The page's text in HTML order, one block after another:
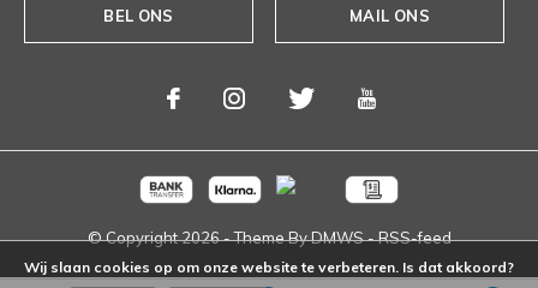
BEL ONS MAIL ONS
© Copyright2026- Theme ByDMWS-RSS-feed
Wij slaan cookies op om onze website te verbeteren. Is dat akkoord?